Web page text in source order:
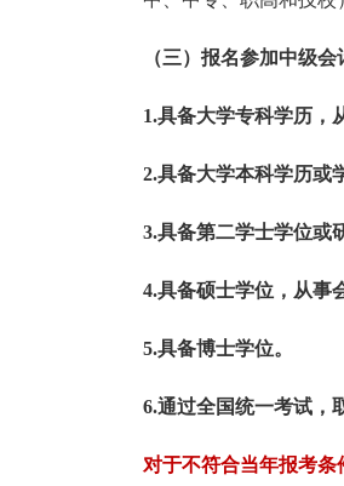
（三）报名参加中级会
1.具备大学专科学历，
2.具备大学本科学历或
3.具备第二学士学位或
4.具备硕士学位，从事
5.具备博士学位。
6.通过全国统一考试，
对于不符合当年报考